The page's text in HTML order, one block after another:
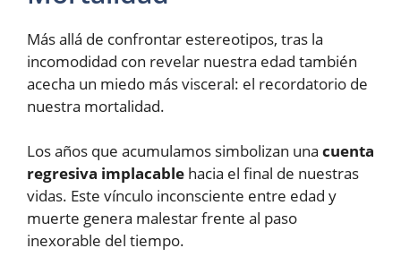
Más allá de confrontar estereotipos, tras la
incomodidad con revelar nuestra edad también
acecha un miedo más visceral: el recordatorio de
nuestra mortalidad.
Los años que acumulamos simbolizan una cuenta
regresiva implacable hacia el final de nuestras
vidas. Este vínculo inconsciente entre edad y
muerte genera malestar frente al paso
inexorable del tiempo.